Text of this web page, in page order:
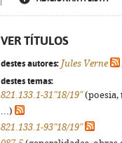
VER TÍTULOS
destes autores: Jules Verne
destes temas:
821.133.1-31"18/19"(poesia,
...)
821.133.1-93"18/19"